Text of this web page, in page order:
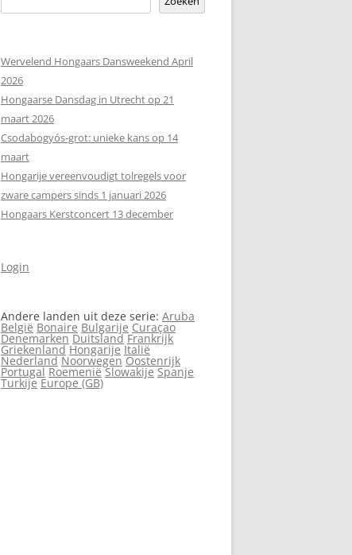
Wervelend Hongaars Dansweekend April
2026
Hongaarse Dansdag in Utrecht op 21
maart 2026
Csodabogyós‑grot: unieke kans op 14
maart
Hongarije vereenvoudigt tolregels voor
zware campers sinds 1 januari 2026
Hongaars Kerstconcert 13 december
Login
Andere landen uit deze serie: Aruba
België Bonaire Bulgarije Curaçao
Denemarken Duitsland Frankrijk
Griekenland Hongarije Italië
Nederland Noorwegen Oostenrijk
Portugal Roemenië Slowakije Spanje
Turkije Europe (GB)